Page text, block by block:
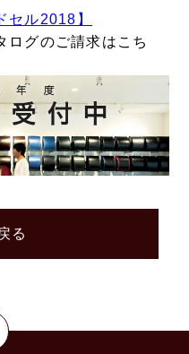
セル2018】
グのご請求はこち
る